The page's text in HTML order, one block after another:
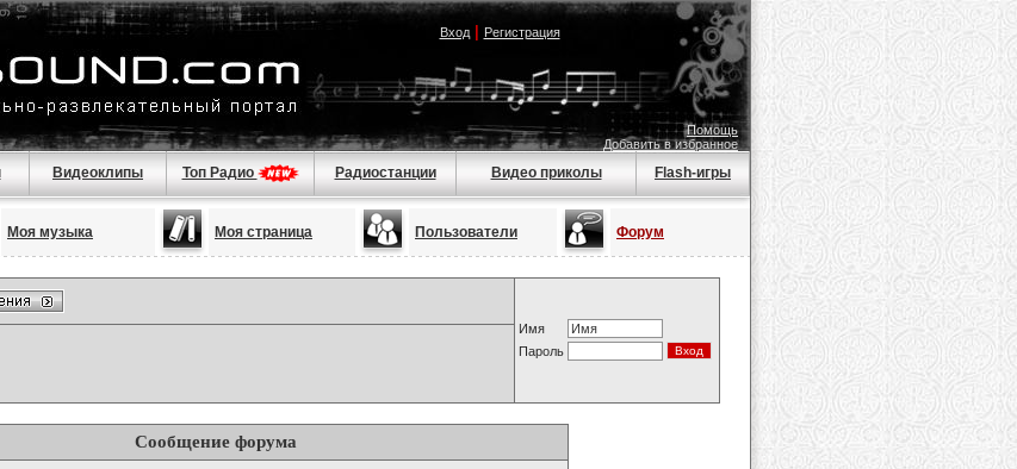
Вход| Регистрация
Помощь
Добавить в избранное
Видеоклипы Топ Радио Радиостанции Видео приколы Flash-игры
Моя музыка Моя страница Пользователи Форум
Имя
Пароль
Сообщение форума